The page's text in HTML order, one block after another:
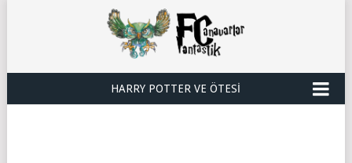
HARRY POTTER VE ÖTESI